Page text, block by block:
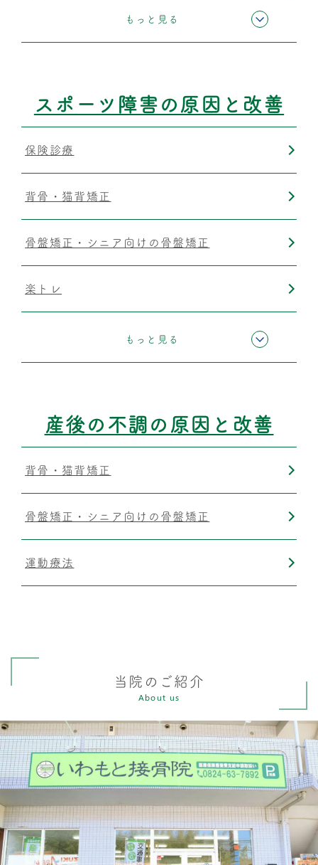
もっと見る
スポーツ障害の原因と改善
保険診療
背骨・猫背矯正
骨盤矯正・シニア向けの骨盤矯正
楽トレ
もっと見る
産後の不調の原因と改善
背骨・猫背矯正
骨盤矯正・シニア向けの骨盤矯正
運動療法
当院のご紹介
About us